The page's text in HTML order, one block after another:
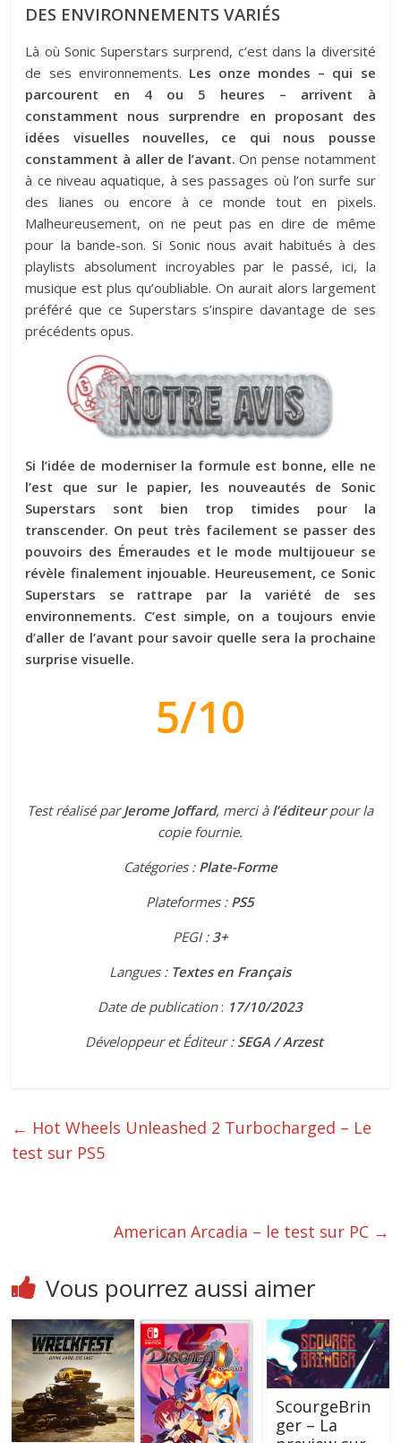
DES ENVIRONNEMENTS VARIÉS
Là où Sonic Superstars surprend, c’est dans la diversité
de ses environnements. Les onze mondes – qui se
parcourent en 4 ou 5 heures – arrivent à
constamment nous surprendre en proposant des
idées visuelles nouvelles, ce qui nous pousse
constamment à aller de l’avant. On pense notamment
à ce niveau aquatique, à ses passages où l’on surfe sur
des lianes ou encore à ce monde tout en pixels.
Malheureusement, on ne peut pas en dire de même
pour la bande-son. Si Sonic nous avait habitués à des
playlists absolument incroyables par le passé, ici, la
musique est plus qu’oubliable. On aurait alors largement
préféré que ce Superstars s’inspire davantage de ses
précédents opus.
Si l’idée de moderniser la formule est bonne, elle ne
l’est que sur le papier, les nouveautés de Sonic
Superstars sont bien trop timides pour la
transcender. On peut très facilement se passer des
pouvoirs des Émeraudes et le mode multijoueur se
révèle finalement injouable. Heureusement, ce Sonic
Superstars se rattrape par la variété de ses
environnements. C’est simple, on a toujours envie
d’aller de l’avant pour savoir quelle sera la prochaine
surprise visuelle.
5/10
Test réalisé parJerome Joffard, merci à l’éditeurpour la
copie fournie.
Catégories : Plate-Forme
Plateformes : PS5
PEGI : 3+
Langues : Textes en Français
Date de publication: 17/10/2023
Développeur etÉditeur : SEGA / Arzest
← Hot Wheels Unleashed 2 Turbocharged – Le
test sur PS5
American Arcadia – le test sur PC →
Vous pourrez aussi aimer
ScourgeBrin
ger – La